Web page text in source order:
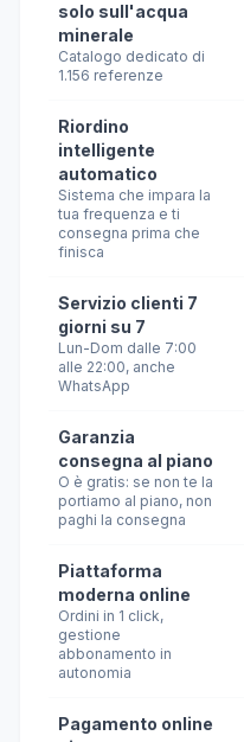
solo sull'acqua
minerale
Catalogo dedicato di
1.156 referenze
Riordino
intelligente
automatico
Sistema che impara la
tua frequenza e ti
consegna prima che
finisca
Servizio clienti 7
giorni su 7
Lun-Dom dalle 7:00
alle 22:00, anche
WhatsApp
Garanzia
consegna al piano
O è gratis: se non te la
portiamo al piano, non
paghi la consegna
Piattaforma
moderna online
Ordini in 1 click,
gestione
abbonamento in
autonomia
Pagamento online